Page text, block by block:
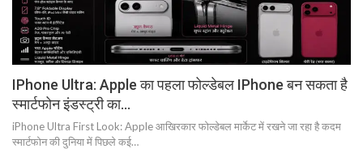
IPhone Ultra: Apple का पहला फोल्डेबल IPhone बन सकता है
स्मार्टफोन इंडस्ट्री का…
iPhone Ultra First Look: Apple आखिरकार फोल्डेबल मार्केट में रखने जा रहा है कदम
स्मार्टफोन की दुनिया में पिछले कई…